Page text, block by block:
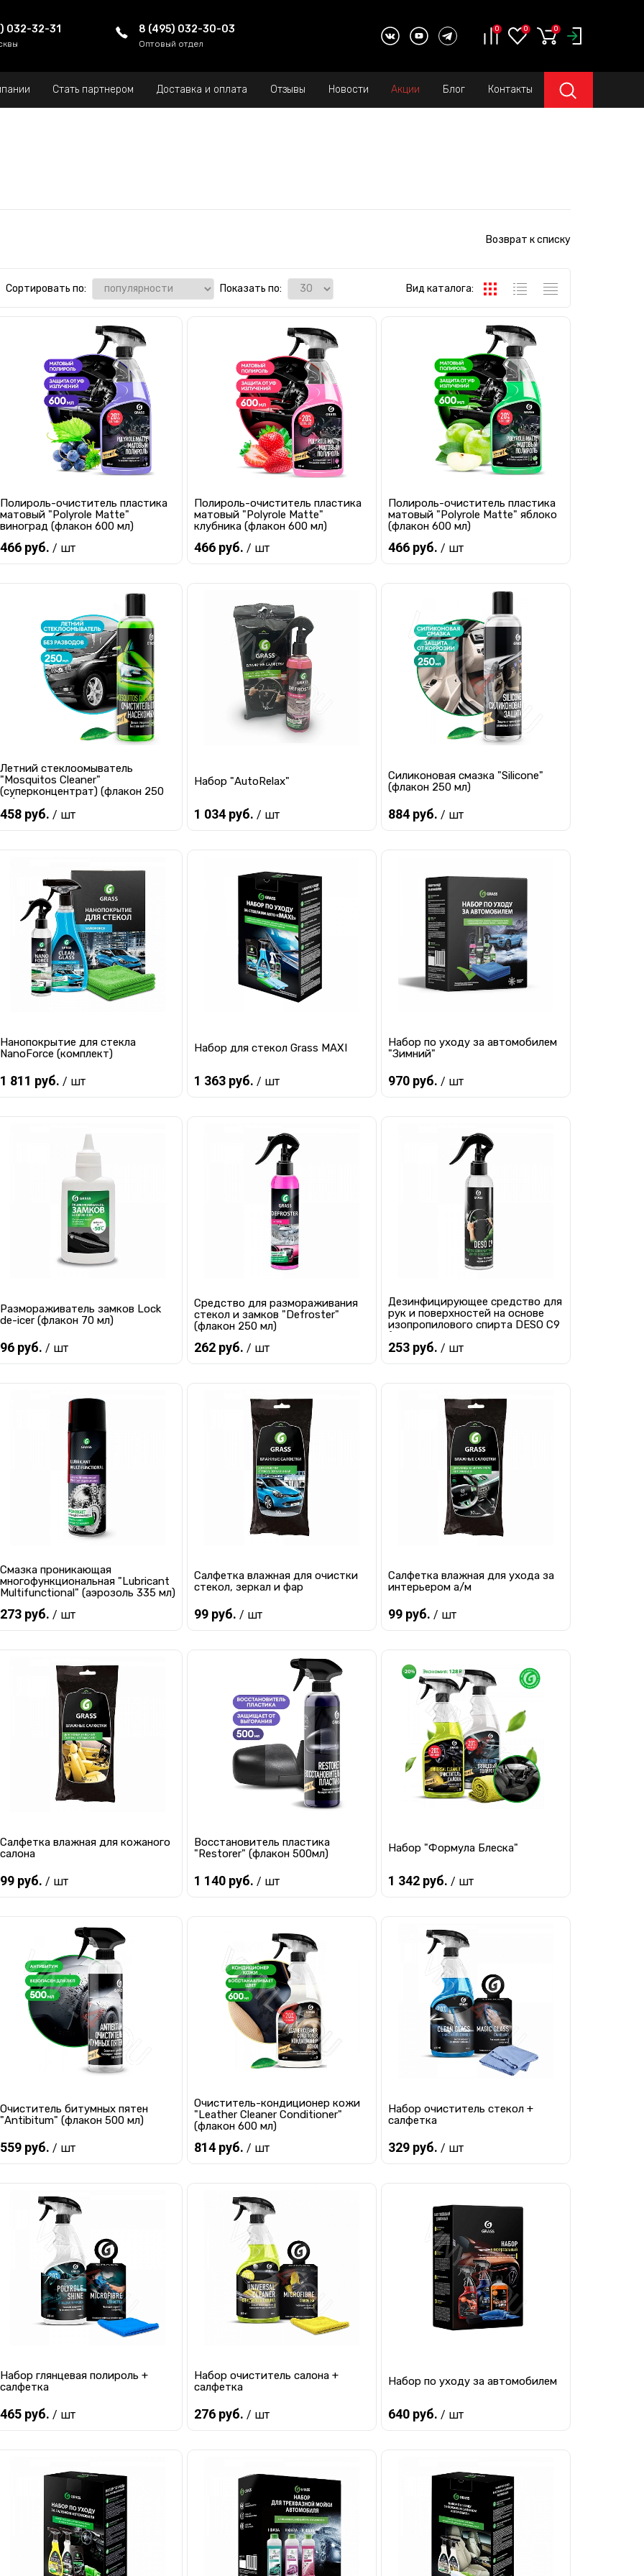
032-32-31 8 (495) 032-30-03
Оптовый отдел
0 0 0
Стать партнером Доставка и оплата Отзывы Новости Акции Блог Контакты
Возврат к списку
Сортировать по: Показать по: Вид каталога:
Полироль-очиститель пластика
матовый "Polyrole Matte"
виноград (флакон 600 мл)
466 руб. / шт
Купить в 1 клик К сравнению
В избранное В наличии
Полироль-очиститель пластика
матовый "Polyrole Matte"
клубника (флакон 600 мл)
466 руб. / шт
Купить в 1 клик К сравнению
В избранное
Полироль-очиститель пластика
матовый "Polyrole Matte" яблоко
(флакон 600 мл)
466 руб. / шт
В корзину
Купить в 1 клик К сравнению
В избранное Мало
Летний стеклоомыватель
"Mosquitos Cleaner"
(суперконцентрат) (флакон 250
мл)
458 руб. / шт
Купить в 1 клик К сравнению
В избранное В наличии
Набор "AutoRelax"
1 034 руб. / шт
Купить в 1 клик К сравнению
В избранное В наличии
Силиконовая смазка "Silicone"
(флакон 250 мл)
884 руб. / шт
Купить в 1 клик
В избранное Мало
Нанопокрытие для стекла
NanoForce (комплект)
1 811 руб. / шт
Купить в 1 клик
В избранное
Набор для стекол Grass MAXI
1 363 руб. / шт
Купить в 1 клик
Набор по уходу за автомобилем
"Зимний"
970 руб. / шт
Купить в 1 клик
Размораживатель замков Lock
de-icer (флакон 70 мл)
96 руб. / шт
Купить в 1 клик
Средство для размораживания
стекол и замков "Defroster"
(флакон 250 мл)
262 руб. / шт
Купить в 1 клик К сравнению
В избранное
Дезинфицирующее средство для
рук и поверхностей на основе
изопропилового спирта DESO C9
(флакон 250
253 руб. / шт
Купить в 1 клик К сравнению
В избранное В наличии
Смазка проникающая
многофункциональная "Lubricant
Multifunctional" (аэрозоль 335 мл)
273 руб. / шт
Купить в 1 клик К сравнению
В избранное
Салфетка влажная для очистки
стекол, зеркал и фар
99 руб. / шт
В корзину
Купить в 1 клик К сравнению
В избранное Мало
Салфетка влажная для ухода за
интерьером а/м
99 руб. / шт
Купить в 1 клик
В избранное Мало
Салфетка влажная для кожаного
салона
99 руб. / шт
Купить в 1 клик К сравнению
В избранное Мало
Восстановитель пластика
"Restorer" (флакон 500мл)
1 140 руб. / шт
Купить в 1 клик
В избранное Под заказ
Набор "Формула Блеска"
1 342 руб. / шт
Купить в 1 клик
В избранное Под заказ
Очиститель битумных пятен
"Antibitum" (флакон 500 мл)
559 руб. / шт
Купить в 1 клик
В избранное Под заказ
Очиститель-кондиционер кожи
"Leather Cleaner Conditioner"
(флакон 600 мл)
814 руб. / шт
Купить в 1 клик
В избранное Под заказ
Набор очиститель стекол +
салфетка
329 руб. / шт
Купить в 1 клик
В избранное Под заказ
Набор глянцевая полироль +
салфетка
465 руб. / шт
Купить в 1 клик К сравнению
В избранное Под заказ
Набор очиститель салона +
салфетка
276 руб. / шт
Купить в 1 клик К сравнению
В избранное Под заказ
Набор по уходу за автомобилем
640 руб. / шт
Купить в 1 клик К сравнению
В избранное Под заказ